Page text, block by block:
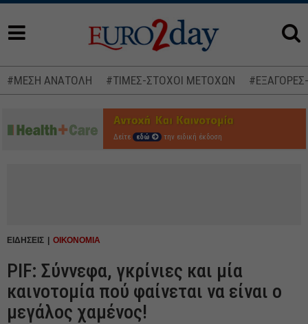
#ΜΕΣΗ ΑΝΑΤΟΛΗ #ΤΙΜΕΣ-ΣΤΟΧΟΙ ΜΕΤΟΧΩΝ
Δείτε εδώ την ειδική έκδοση
ΕΙΔΗΣΕΙΣ ΟΙΚΟΝΟΜΙΑ
PIF: Σύννεφα, γκρίνιες και μία
καινοτομία πού φαίνεται να είναι ο
μεγάλος χαμένος!